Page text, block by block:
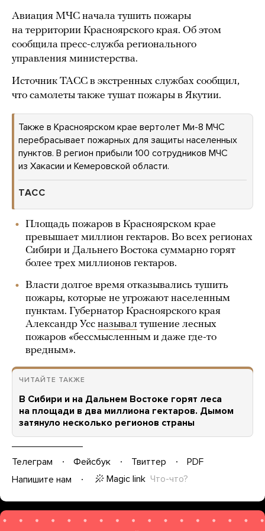
Авиация МЧС начала тушить пожары
на территории Красноярского края. Об этом
сообщила пресс-служба регионального
управления министерства.
Источник ТАСС в экстренных службах сообщил,
что самолеты также тушат пожары в Якутии.
Также в Красноярском крае вертолет Ми-8 МЧС
перебрасывает пожарных для защиты населенных
пунктов. В регион прибыли 100 сотрудников МЧС
из Хакасии и Кемеровской области.
ТАСС
Площадь пожаров в Красноярском крае
превышает миллион гектаров. Во всех регионах
Сибири и Дальнего Востока суммарно горят
более трех миллионов гектаров.
Власти долгое время отказывались тушить
пожары, которые не угрожают населенным
пунктам. Губернатор Красноярского края
Александр Усс называл тушение лесных
пожаров «бессмысленным и даже где-то
вредным».
ЧИТАЙТЕ ТАКЖЕ
В Сибири и на Дальнем Востоке горят леса
на площади в два миллиона гектаров. Дымом
затянуло несколько регионов страны
Телеграм Фейсбук Твиттер
PDF
Напишите нам
Magic link Что-что?